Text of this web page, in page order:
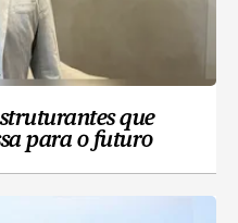
que
para o futuro